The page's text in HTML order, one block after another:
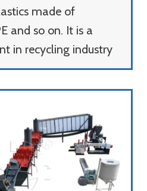
made of
and so on. It is a
in recycling industry